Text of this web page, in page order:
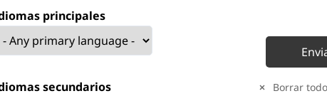
principales
secundarios Borrar